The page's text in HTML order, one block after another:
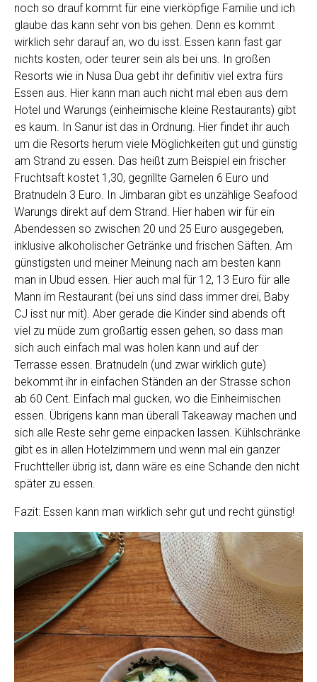
noch so drauf kommt für eine vierköpfige Familie und ich
glaube das kann sehr von bis gehen. Denn es kommt
wirklich sehr darauf an, wo du isst. Essen kann fast gar
nichts kosten, oder teurer sein als bei uns. In großen
Resorts wie in Nusa Dua gebt ihr definitiv viel extra fürs
Essen aus. Hier kann man auch nicht mal eben aus dem
Hotel und Warungs (einheimische kleine Restaurants) gibt
es kaum. In Sanur ist das in Ordnung. Hier findet ihr auch
um die Resorts herum viele Möglichkeiten gut und günstig
am Strand zu essen. Das heißt zum Beispiel ein frischer
Fruchtsaft kostet 1,30, gegrillte Garnelen 6 Euro und
Bratnudeln 3 Euro. In Jimbaran gibt es unzählige Seafood
Warungs direkt auf dem Strand. Hier haben wir für ein
Abendessen so zwischen 20 und 25 Euro ausgegeben,
inklusive alkoholischer Getränke und frischen Säften. Am
günstigsten und meiner Meinung nach am besten kann
man in Ubud essen. Hier auch mal für 12, 13 Euro für alle
Mann im Restaurant (bei uns sind dass immer drei, Baby
CJ isst nur mit). Aber gerade die Kinder sind abends oft
viel zu müde zum großartig essen gehen, so dass man
sich auch einfach mal was holen kann und auf der
Terrasse essen. Bratnudeln (und zwar wirklich gute)
bekommt ihr in einfachen Ständen an der Strasse schon
ab 60 Cent. Einfach mal gucken, wo die Einheimischen
essen. Übrigens kann man überall Takeaway machen und
sich alle Reste sehr gerne einpacken lassen. Kühlschränke
gibt es in allen Hotelzimmern und wenn mal ein ganzer
Fruchtteller übrig ist, dann wäre es eine Schande den nicht
später zu essen.
Fazit: Essen kann man wirklich sehr gut und recht günstig!